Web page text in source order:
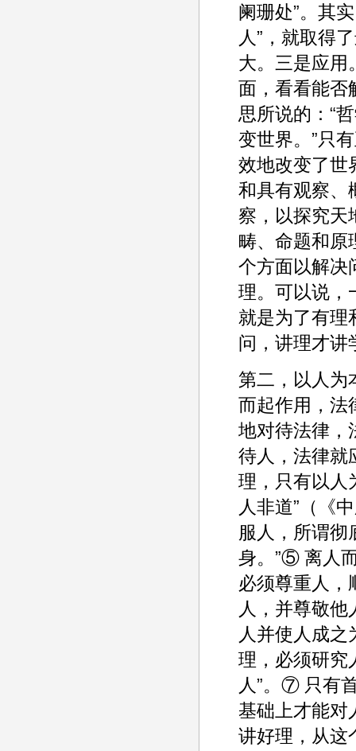
阑珊处”。其
人”，就取得
大。三是应用
面，看看能否
思所说的：“
变世界。”只
效地改变了世
和具有观察、
察，以探究天
畴、命题和原
个方面以解决
理。可以说，
就是为了有理
问，讲理才讲
第二，以人为
而起作用，法
地对待法律，
待人，法律就
理，只有以人
人非道”（《
服人，所谓彻
身。”⑤ 离人
必须尊重人，
人，并尊敬
人并使人成
理，必须研究
人”。⑦ 只有
基础上才能对
讲好理，从这